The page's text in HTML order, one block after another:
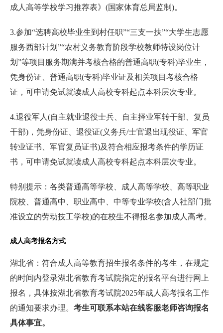
成人高等学校学习推荐表》(国家体育总局监制)。
3.参加“选聘高校毕业生到村任职”“三支一扶”“大学生志愿
服务西部计划”“农村义务教育阶段学校教师特设岗位计
划”等项目服务期满并考核合格的普通高职(专科)毕业生，
凭身份证、普通高职(专科)毕业证及相关项目考核合格
证，可申请免试就读成人高校专科起点本科层次专业。
4.退役军人(自主就业退役士兵、自主择业军转干部、复员
干部)，凭身份证、退役证(义务兵/士官退出现役证、军官
转业证书、军官复员证书)及符合相应报考条件的学历证
书，可申请免试就读成人高校专科起点本科层次专业。
特别提示：各类普通高等学校、成人高等学校、高等职业
院校、普通高中、职业高中、中等专业学校(含人社部门批
准设立的劳动技工学校)的在校生不得报名参加成人高考。
成人高考报名方式
湖北省：符合成人高等教育招生报名条件的考生，在规定
的时间内登录湖北省教育考试院指定的报名平台进行网上
报名，具体按湖北省教育考试院2025年成人高考报名工作
的通知要求办理。 考生可联系本站在线客服老师咨询报名
具体事宜。